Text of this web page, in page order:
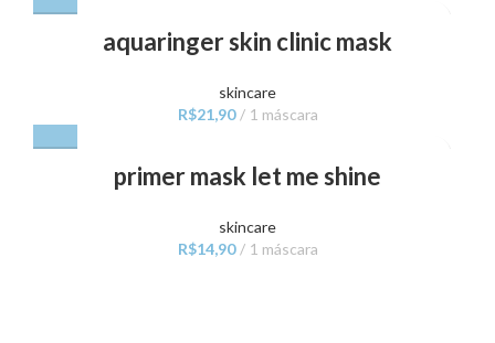
aquaringer skin clinic mask
skincare
R$21,90 1 máscara
primer mask let me shine
skincare
R$14,90 1 máscara